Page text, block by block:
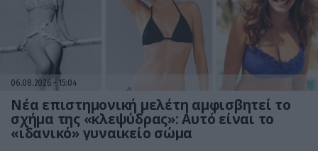
06.08.2026 15:04
Νέα επιστημονική μελέτη αμφισβητεί το
σχήμα της «κλεψύδρας»: Αυτό είναι το
«ιδανικό» γυναικείο σώμα